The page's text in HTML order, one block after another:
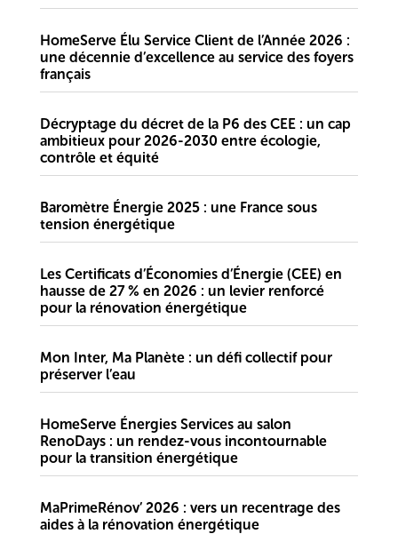
HomeServe Élu Service Client de l’Année 2026 :
une décennie d’excellence au service des foyers
français
Décryptage du décret de la P6 des CEE : un cap
ambitieux pour 2026-2030 entre écologie,
contrôle et équité
Baromètre Énergie 2025 : une France sous
tension énergétique
Les Certificats d’Économies d’Énergie (CEE) en
hausse de 27 % en 2026 : un levier renforcé
pour la rénovation énergétique
Mon Inter, Ma Planète : un défi collectif pour
préserver l’eau
HomeServe Énergies Services au salon
RenoDays : un rendez-vous incontournable
pour la transition énergétique
MaPrimeRénov’ 2026 : vers un recentrage des
aides à la rénovation énergétique